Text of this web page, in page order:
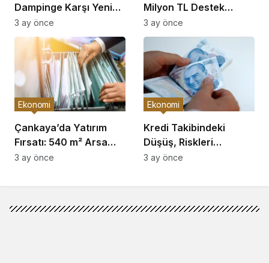
Dampinge Karşı Yeni
Önlemler!
3 ay önce
Milyon TL Destek
Açıklaması
3 ay önce
Çankaya’da Yatırım
Fırsatı: 540 m² Arsa
Satışı
Ekonomi
3 ay önce
Kredi Takibindeki
Düşüş, Riskleri
Artırıyor!
Ekonomi
3 ay önce